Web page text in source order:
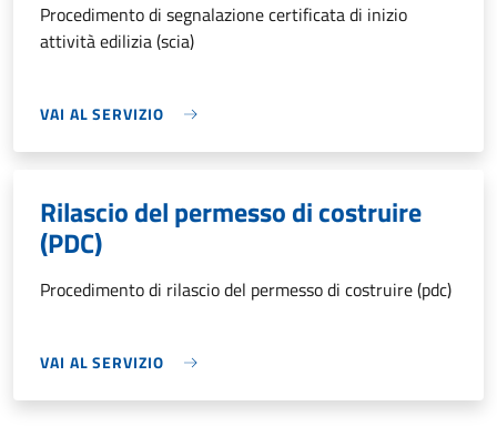
Procedimento di segnalazione certificata di inizio
attività edilizia (scia)
VAI AL SERVIZIO
Rilascio del permesso di costruire
(PDC)
Procedimento di rilascio del permesso di costruire (pdc)
VAI AL SERVIZIO